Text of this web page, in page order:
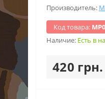
Производитель:
Код товара:
Наличие: Есть в
420 грн.